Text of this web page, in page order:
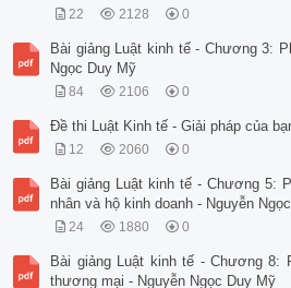
22 2128 0
Bài giảng Luật kinh tế - Chương 3:
Ngọc Duy Mỹ
84 2106 0
Đề thi Luật Kinh tế - Giải pháp của
12 2060 0
Bài giảng Luật kinh tế - Chương 5:
nhân và hộ kinh doanh - Nguyễn
24 1880 0
Bài giảng Luật kinh tế - Chương 8:
thương mại - Nguyễn Ngọc Duy Mỹ